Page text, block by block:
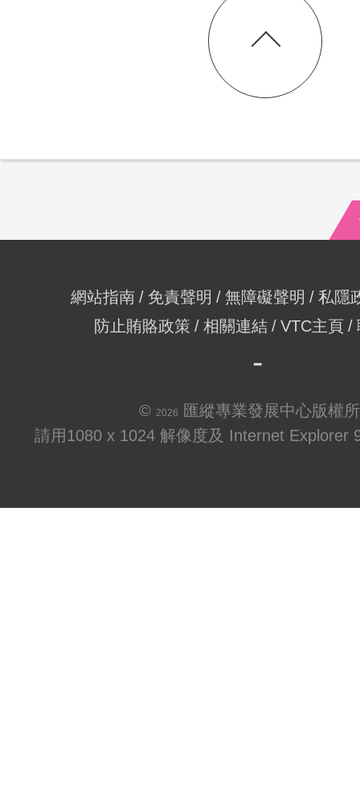
網站指南 免責聲明 無障礙聲明
私隱
防止賄賂政策
相關連結 VTC主頁
© 2026
匯縱專業發展中心版權
請用1080 x 1024 解像度及 Internet Explorer